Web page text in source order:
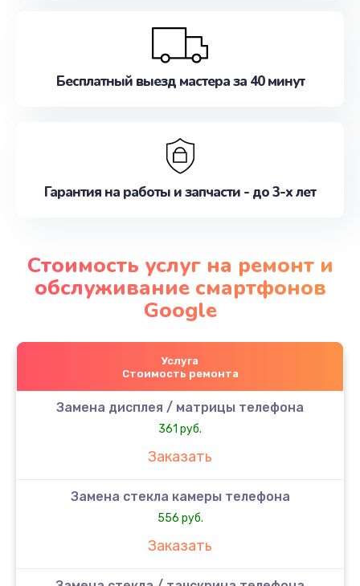
Бесплатный выезд мастера за 40 минут
Гарантия на работы и запчасти - до 3-х лет
Стоимость услуг на ремонт и
обслуживание смартфонов
Google
Услуга
Стоимость ремонта
Замена дисплея / матрицы телефона
361 руб.
Заказать
Замена стекла камеры телефона
556 руб.
Заказать